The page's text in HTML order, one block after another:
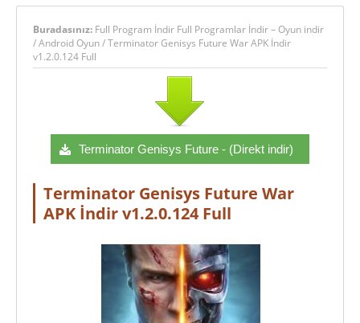
Buradasınız: Full Program İndir Full Programlar İndir – Oyun indir
/Android Oyun/Terminator Genisys Future War APK İndir
v1.2.0.124 Full
Terminator Genisys Future - (Direkt indir)
Terminator Genisys Future War
APK İndir v1.2.0.124 Full